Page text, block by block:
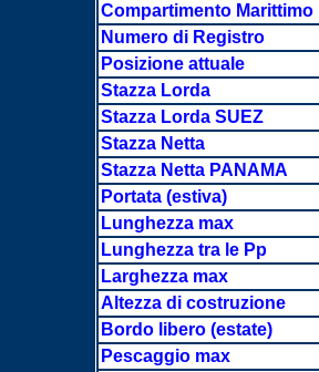
Compartimento Marittimo
Numero di Registro
Posizione attuale
Stazza Lorda
Stazza Lorda SUEZ
Stazza Netta
Stazza Netta PANAMA
Portata(estiva)
Lunghezza max
Lunghezza tra le Pp
Larghezza max
Altezza di costruzione
Bordo libero (estate)
Pescaggio max